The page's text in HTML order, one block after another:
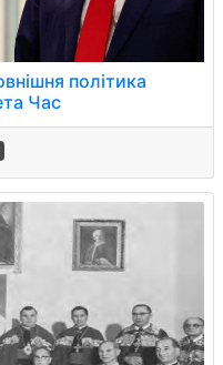
політика
Час